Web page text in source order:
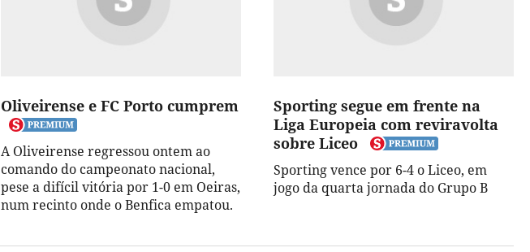
Oliveirense e FC Porto cumprem
A Oliveirense regressou ontem ao
comando do campeonato nacional,
pese a difícil vitória por 1-0 em Oeiras,
num recinto onde o Benfica empatou.
Sporting segue em frente na
Liga Europeia com reviravolta
sobre Liceo
Sporting vence por 6-4 o Liceo, em
jogo da quarta jornada do Grupo B